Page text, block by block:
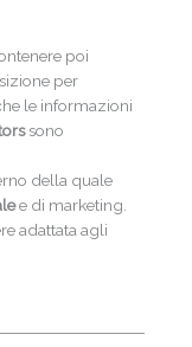
poi
per
le informazioni
sono
della quale
e di marketing.
adattata agli